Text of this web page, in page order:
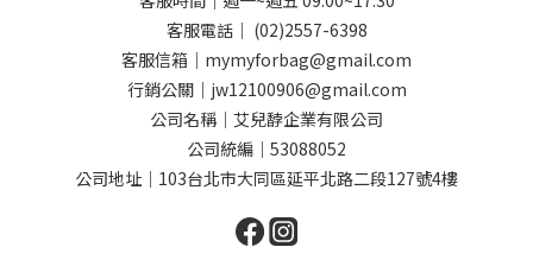
客服電話｜ (02)2557-6398
客服信箱｜mymyforbag@gmail.com
行銷公關｜jw12100906@gmail.com
公司名稱｜艾兒馞企業有限公司
公司統編｜53088052
公司地址｜103台北市大同區延平北路二段127號4樓